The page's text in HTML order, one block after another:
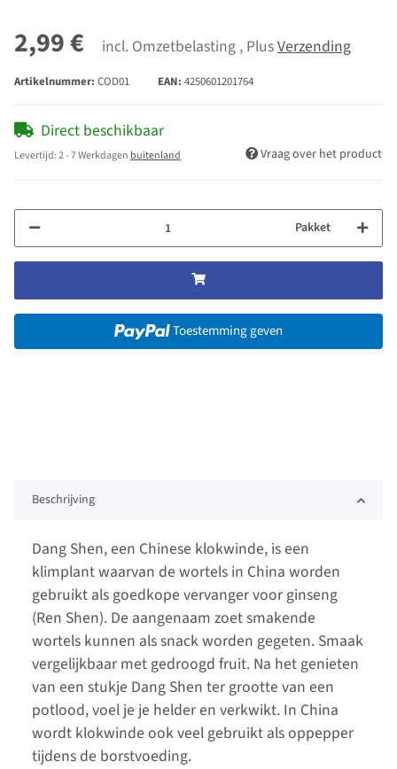
2,99 € incl. Omzetbelasting , PlusVerzending
Artikelnummer: COD01 EAN: 4250601201764
Direct beschikbaar
Levertijd:2 - 7 Werkdagen buitenland Vraag over het product
Pakket
Toestemming geven
Beschrijving
Dang Shen, een Chinese klokwinde, is een
klimplant waarvan de wortels in China worden
gebruikt als goedkope vervanger voor ginseng
(Ren Shen). De aangenaam zoet smakende
wortels kunnen als snack worden gegeten. Smaak
vergelijkbaar met gedroogd fruit. Na het genieten
van een stukje Dang Shen ter grootte van een
potlood, voel je je helder en verkwikt. In China
wordt klokwinde ook veel gebruikt als oppepper
tijdens de borstvoeding.